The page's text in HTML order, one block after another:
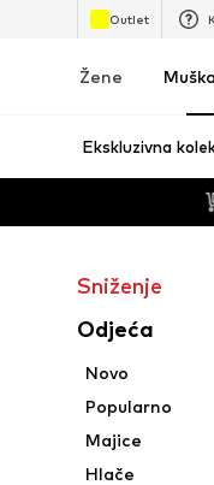
Outlet
Žene
Ekskluzivna
Sniženje
Odjeća
Novo
Popularno
Majice
Hlače